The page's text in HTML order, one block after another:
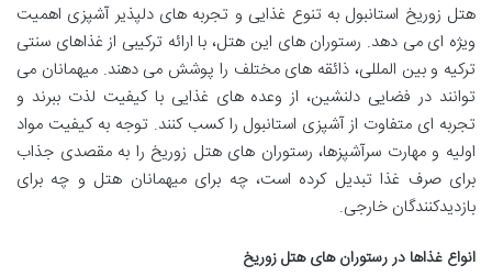
هتل زوریخ استانبول به تنوع غذایی و تجربه های دلپذیر آشپزی اهمیت
ویژه ای می دهد. رستوران های این هتل، با ارائه ترکیبی از غذاهای سنتی
ترکیه و بین المللی، ذائقه های مختلف را پوشش می دهند. میهمانان می
توانند در فضایی دلنشین، از وعده های غذایی با کیفیت لذت ببرند و
تجربه ای متفاوت از آشپزی استانبول را کسب کنند. توجه به کیفیت مواد
اولیه و مهارت سرآشپزها، رستوران های هتل زوریخ را به مقصدی جذاب
برای صرف غذا تبدیل کرده است، چه برای میهمانان هتل و چه برای
بازدیدکنندگان خارجی.
انواع غذاها در رستوران های هتل زوریخ